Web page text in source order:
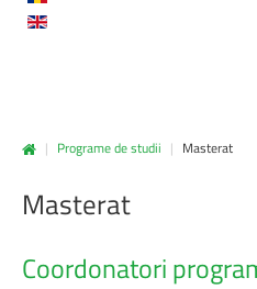
| Programe de studii | Masterat
Masterat
Coordonatori